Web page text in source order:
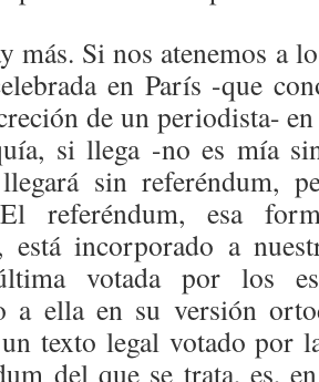
más. Si nos atenemos a
en París -que
de un periodista-
si llega -no es mía
sin referéndum,
El referéndum, esa
está incorporado a
votada por los
a ella en su versión
texto legal votado por
del que se trata, es,